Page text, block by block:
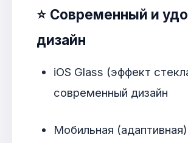
⭐ Современный и
дизайн
iOS Glass (эффект
современный дизайн
Мобильная (адаптивная)